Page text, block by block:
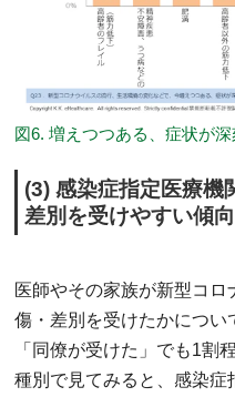
図6. 増えつつある、症状が
(3) 感染症指定医療機
差別を受けやすい傾向
医師やその家族が新型コ
傷・差別を受けたかについ
「同僚が受けた」でも1割
種別で見てみると、感染症